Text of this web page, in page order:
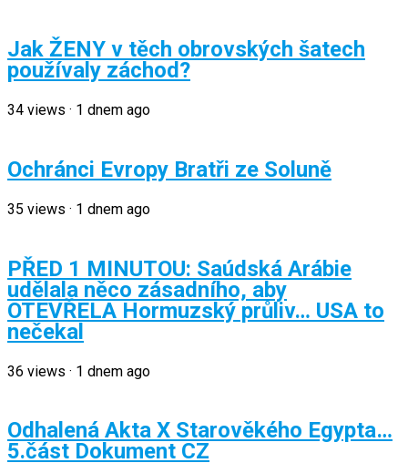
Jak ŽENY v těch obrovských šatech
používaly záchod?
34 views · 1 dnem ago
Ochránci Evropy Bratři ze Soluně
35 views · 1 dnem ago
PŘED 1 MINUTOU: Saúdská Arábie
udělala něco zásadního, aby
OTEVŘELA Hormuzský průliv… USA to
nečekal
36 views · 1 dnem ago
Odhalená Akta X Starověkého Egypta…
5.část Dokument CZ